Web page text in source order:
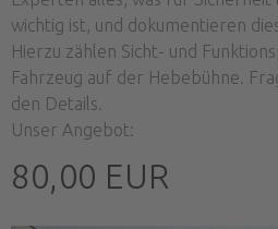
wichtig ist, und dokumentieren
Hierzu zählen Sicht- und
Fahrzeug auf der Hebebühne.
den Details.
Unser Angebot:
80,00 EUR